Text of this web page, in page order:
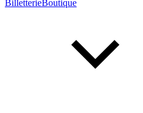
BilletterieBoutique